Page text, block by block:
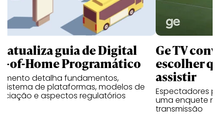
atualiza guia de Digital
of-Home Programático
detalha fundamentos,
de plataformas, modelos de
e aspectos regulatórios
Ge TV
escolher
assistir
Espectadores
uma enquete
transmissão